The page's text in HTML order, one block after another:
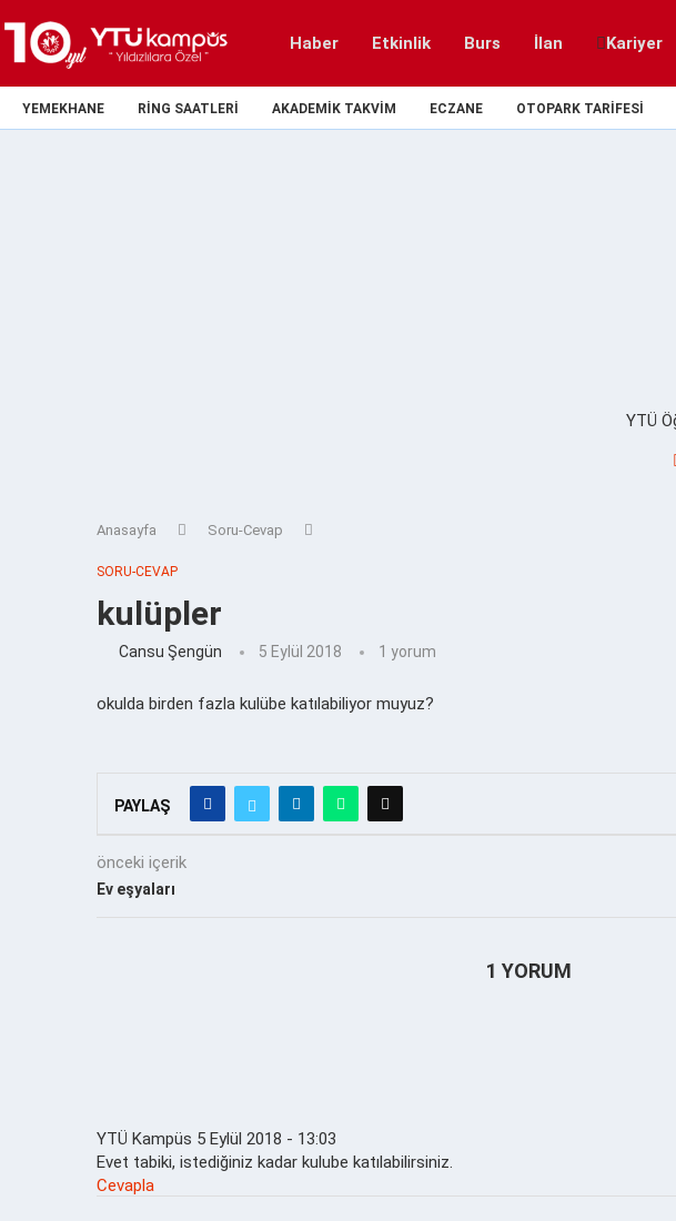
Haber Etkinlik Burs İlan Kariyer
YEMEKHANE RING SAATLERI AKADEMIK TAKVIM ECZANE OTOPARK TARIFESI
YTÜ
Anasayfa Soru-Cevap
SORU-CEVAP
kulüpler
Cansu Şengün 5 Eylül 2018 1 yorum
okulda birden fazla kulübe katılabiliyor muyuz?
PAYLAŞ
önceki içerik
Ev eşyaları
1 YORUM
YTÜ Kampüs 5 Eylül 2018 - 13:03
Evet tabiki, istediğiniz kadar kulube katılabilirsiniz.
Cevapla